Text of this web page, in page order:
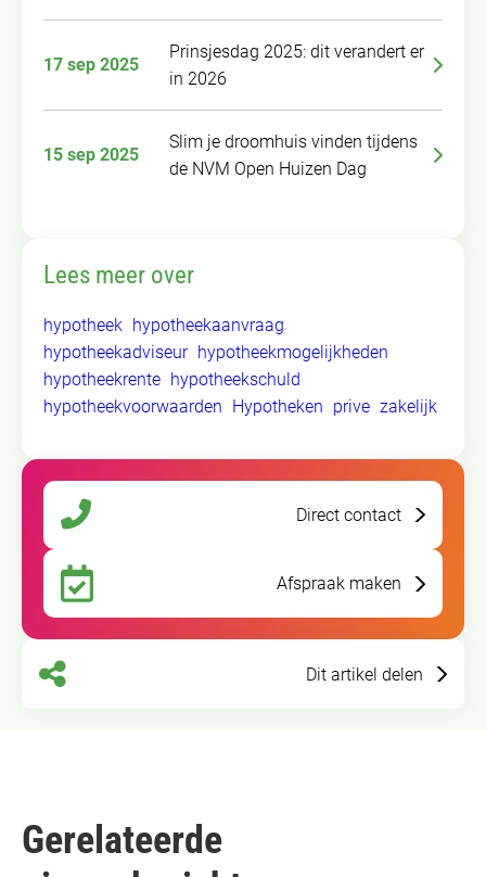
17 sep 2025
Prinsjesdag 2025: dit verandert er
in 2026
15 sep 2025
Slim je droomhuis vinden tijdens
de NVM Open Huizen Dag
Lees meer over
hypotheek hypotheekaanvraag
hypotheekadviseur hypotheekmogelijkheden
hypotheekrente hypotheekschuld
hypotheekvoorwaarden Hypotheken prive zakelijk
Direct contact
Afspraak maken
Dit artikel delen
Gerelateerde